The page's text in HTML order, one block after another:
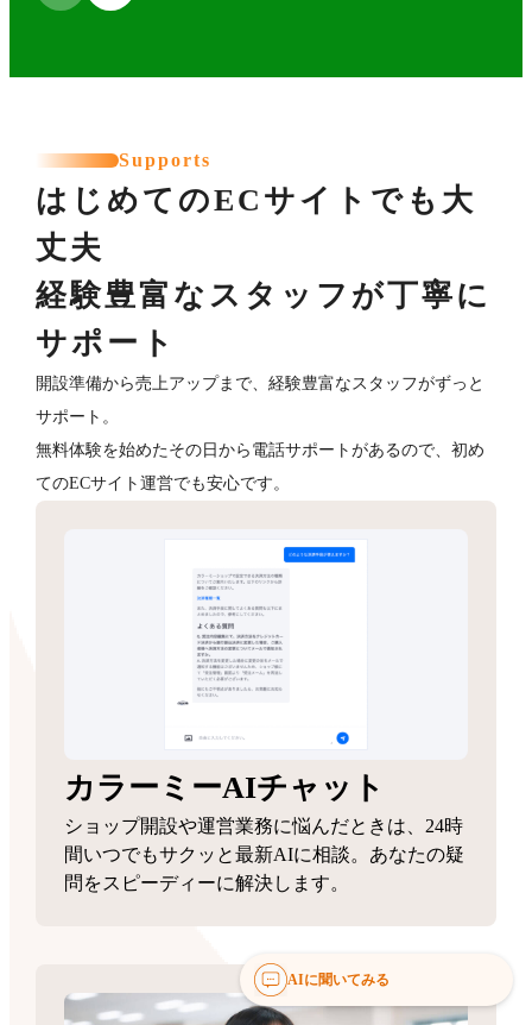
Supports
はじめてのECサイトでも大
丈夫
経験豊富なスタッフが丁寧に
サポート
開設準備から売上アップまで、経験豊富なスタッフがずっと
サポート。
無料体験を始めたその日から電話サポートがあるので、初め
てのECサイト運営でも安心です。
カラーミーAIチャット
ショップ開設や運営業務に悩んだときは、24時
間いつでもサクッと最新AIに相談。あなたの疑
問をスピーディーに解決します。
AIに聞いてみる